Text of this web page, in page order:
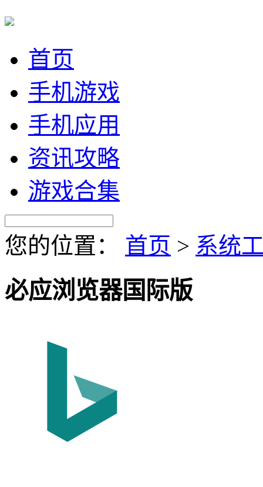
首页
手机游戏
手机应用
资讯攻略
游戏合集
您的位置： 首页 > 系统
必应浏览器国际版